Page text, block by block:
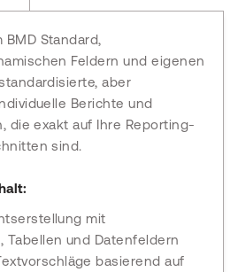
Standard,
Feldern und eigenen
aber
Berichte und
die exakt auf Ihre Reporting-
sind.
mit
Tabellen und Datenfeldern
basierend auf